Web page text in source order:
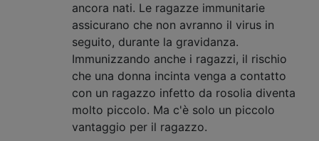
ancora nati. Le ragazze immunitarie
assicurano che non avranno il virus in
seguito, durante la gravidanza.
Immunizzando anche i ragazzi, il rischio
che una donna incinta venga a contatto
con un ragazzo infetto da rosolia diventa
molto piccolo. Ma c'è solo un piccolo
vantaggio per il ragazzo.